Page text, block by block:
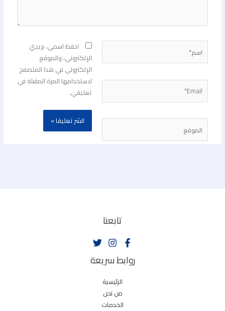
احفظ اسمي، بريدي
الإلكتروني، والموقع
الإلكتروني في هذا المتصفح
لاستخدامها المرة المقبلة في
تعليقي.
تابعنا
روابط سريعة
الرئيسية
من نحن
الخدمات